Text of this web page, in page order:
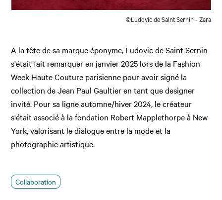
©Ludovic de Saint Sernin - Zara
A la tête de sa marque éponyme, Ludovic de Saint Sernin
s'était fait remarquer en janvier 2025 lors de la Fashion
Week Haute Couture parisienne pour avoir signé la
collection de Jean Paul Gaultier en tant que designer
invité. Pour sa ligne automne/hiver 2024, le créateur
s'était associé à la fondation Robert Mapplethorpe à New
York, valorisant le dialogue entre la mode et la
photographie artistique.
Collaboration